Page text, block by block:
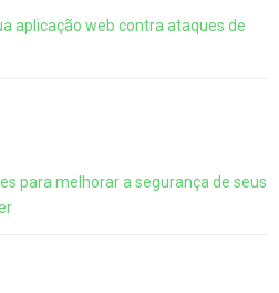
aplicação web contra ataques de
para melhorar a segurança de seus